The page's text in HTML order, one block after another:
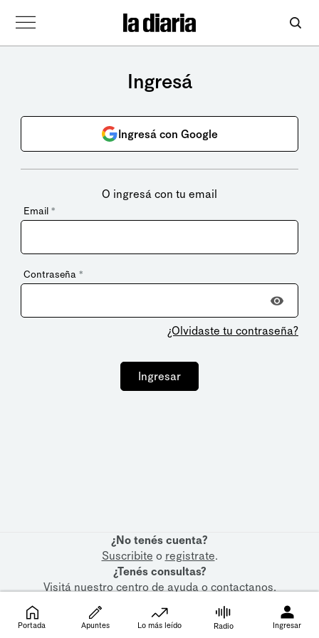
Ingresá
Ingresá con Google
O ingresá con tu email
Email *
Contraseña *
¿Olvidaste tu contraseña?
Ingresar
¿No tenés cuenta?
Suscribite o registrate.
¿Tenés consultas?
Visitá nuestrocentro de ayudaocontactanos.
Portada Apuntes Lo más leído Radio Ingresar